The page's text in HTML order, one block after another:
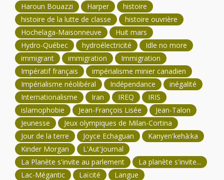
Haroun Bouazzi
Harper
histoire
histoire de la lutte de classe
histoire ouvrière
Hochelaga-Maisonneuve
Huit mars
Hydro-Québec
hydroélectricité
Idle no more
immigrant
immigration
Immigration
Impératif français
impérialisme minier canadien
Impérialisme néolibéral
Indépendance
inégalité
Internationalisme
Iran IREQ
IRIS
islamophobie
Jean-François Lisée
Jean-Talon
Jeunesse
Jeux olympiques de Milan-Cortina
Jour de la terre
Joyce Echaguan
Kanyen'kehà:ka
Kinder Morgan
L'Aut'Journal
La Planète s'invite au parlement
La planète s'invite...
Lac-Mégantic
Laïcité
Langue